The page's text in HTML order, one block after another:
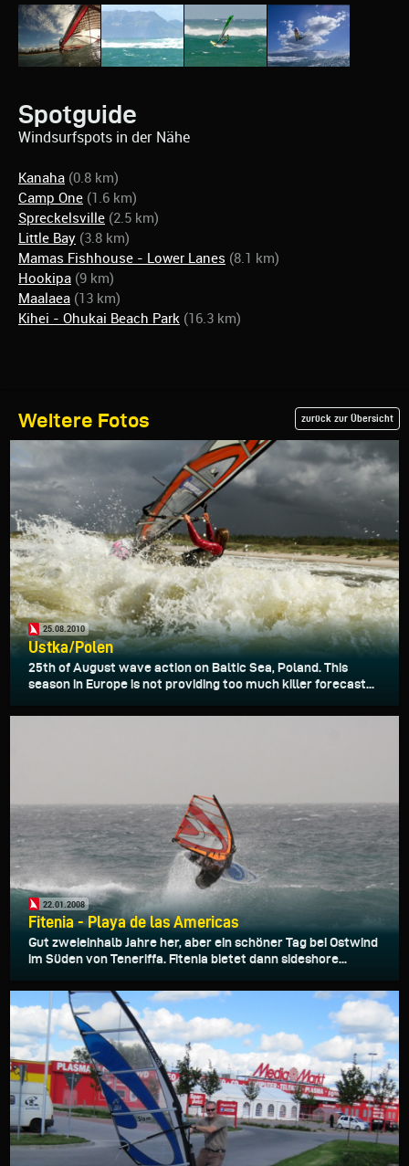
Spotguide
Windsurfspots in der Nähe
Kanaha (0.8 km)
Camp One (1.6 km)
Spreckelsville (2.5 km)
Little Bay (3.8 km)
Mamas Fishhouse - Lower Lanes (8.1 km)
Hookipa (9 km)
Maalaea (13 km)
Kihei - Ohukai Beach Park (16.3 km)
Weitere Fotos zurück zur Übersicht
25.08.2010
Ustka/Polen
25th of August wave action on Baltic Sea, Poland. This
season in Europe is not providing too much killer forecast...
22.01.2008
Fitenia - Playa de las Americas
Gut zweieinhalb Jahre her, aber ein schöner Tag bei Ostwind
im Süden von Teneriffa. Fitenia bietet dann sideshore...